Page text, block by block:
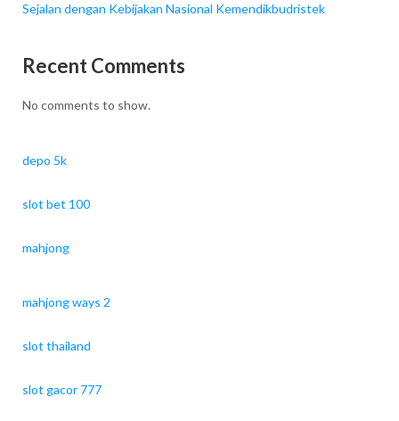
Sejalan dengan Kebijakan Nasional Kemendikbudristek
Recent Comments
No comments to show.
depo 5k
slot bet 100
mahjong
mahjong ways 2
slot thailand
slot gacor 777